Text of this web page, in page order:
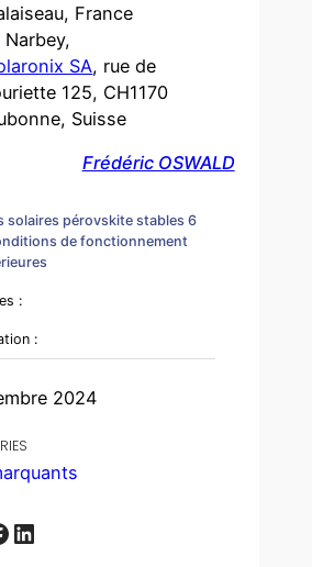
solaires pérovskite stables 6
de fonctionnement
:
:
2024
LinkedIn
France
Narbey,
SA, rue de
125, CH1170
Suisse
Frédéric OSWALD